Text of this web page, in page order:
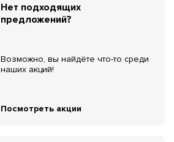
Нет подходящих
предложений?
Возможно, вы найдёте что-то среди
наших акций!
Посмотреть акции